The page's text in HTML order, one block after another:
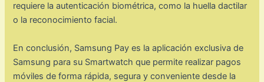
requiere la autenticación biométrica, como la huella dactilar
o la reconocimiento facial.
En conclusión, Samsung Pay es la aplicación exclusiva de
Samsung para su Smartwatch que permite realizar pagos
móviles de forma rápida, segura y conveniente desde la